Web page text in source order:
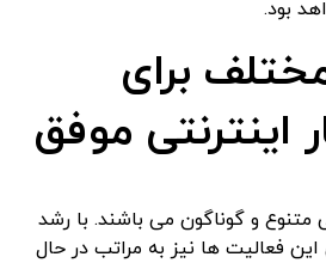
بود.
برای
موفق
متنوع و گوناگون می باشند. با رشد
فعالیت ها نیز به مراتب در حال